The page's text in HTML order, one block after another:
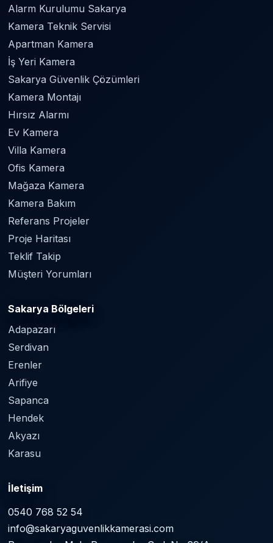
Alarm Kurulumu Sakarya
Kamera Teknik Servisi
Apartman Kamera
İş Yeri Kamera
Sakarya Güvenlik Çözümleri
Kamera Montajı
Hırsız Alarmı
Ev Kamera
Villa Kamera
Ofis Kamera
Mağaza Kamera
Kamera Bakım
Referans Projeler
Proje Haritası
Teklif Takip
Müşteri Yorumları
Sakarya Bölgeleri
Adapazarı
Serdivan
Erenler
Arifiye
Sapanca
Hendek
Akyazı
Karasu
İletişim
0540 768 52 54
info@sakaryaguvenlikkamerasi.com